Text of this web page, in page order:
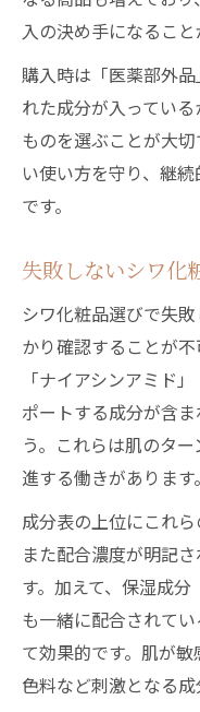
入の決め手になること
購入時は「医薬部外
れた成分が入ってい
ものを選ぶことが大
い使い方を守り、継
です。
失敗しないシワ化
シワ化粧品選びで失
かり確認することが不
「ナイアシンアミド
ポートする成分が含
う。これらは肌のタ
進する働きがあります。
成分表の上位にこれら
また配合濃度が明記
す。加えて、保湿成分
も一緒に配合されて
て効果的です。肌が
色料など刺激となる成